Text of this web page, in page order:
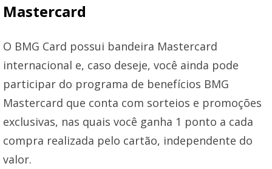
Mastercard
O BMG Card possui bandeira Mastercard
internacional e, caso deseje, você ainda pode
participar do programa de benefícios BMG
Mastercard que conta com sorteios e promoções
exclusivas, nas quais você ganha 1 ponto a cada
compra realizada pelo cartão, independente do
valor.